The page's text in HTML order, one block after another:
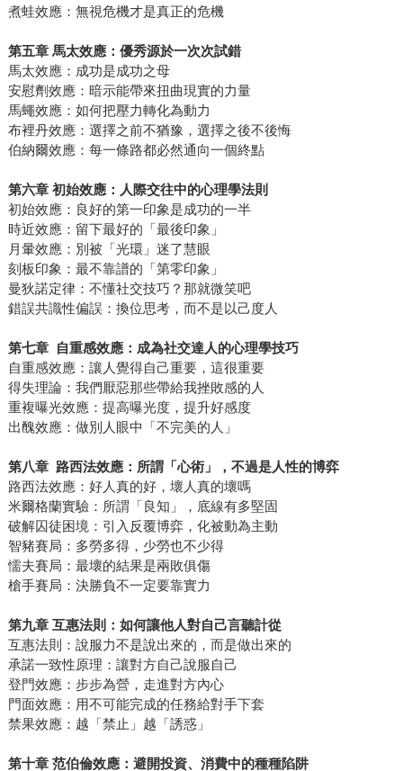
煮蛙效應：無視危機才是真正的危機
第五章 馬太效應：優秀源於一次次試錯
馬太效應：成功是成功之母
安慰劑效應：暗示能帶來扭曲現實的力量
馬蠅效應：如何把壓力轉化為動力
布裡丹效應：選擇之前不猶豫，選擇之後不後悔
伯納爾效應：每一條路都必然通向一個終點
第六章 初始效應：人際交往中的心理學法則
初始效應：良好的第一印象是成功的一半
時近效應：留下最好的「最後印象」
月暈效應：別被「光環」迷了慧眼
刻板印象：最不靠譜的「第零印象」
曼狄諾定律：不懂社交技巧？那就微笑吧
錯誤共識性偏誤：換位思考，而不是以己度人
第七章 自重感效應：成為社交達人的心理學技巧
自重感效應：讓人覺得自己重要，這很重要
得失理論：我們厭惡那些帶給我挫敗感的人
重複曝光效應：提高曝光度，提升好感度
出醜效應：做別人眼中「不完美的人」
第八章 路西法效應：所謂「心術」
，不過是人性的博弈
路西法效應：好人真的好，壞人真的壞嗎
米爾格蘭實驗：所謂「良知」，底線有多堅固
破解囚徒困境：引入反覆博弈，化被動為主動
智豬賽局：多勞多得，少勞也不少得
懦夫賽局：最壞的結果是兩敗俱傷
槍手賽局：決勝負不一定要靠實力
第九章 互惠法則：如何讓他人對自己言聽計從
互惠法則：說服力不是說出來的，而是做出來的
承諾一致性原理：讓對方自己說服自己
登門效應：步步為營，走進對方內心
門面效應：用不可能完成的任務給對手下套
禁果效應：越「禁止」越「誘惑」
第十章 范伯倫效應：避開投資、消費中的種種陷阱